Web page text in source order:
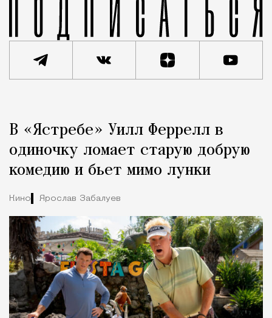
Город
В «Ястребе» Уилл Феррелл в
одиночку ломает старую добрую
комедию и бьет мимо лунки
Кино Ярослав Забалуев